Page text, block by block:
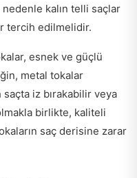
nedenle kalın telli saçlar
tercih edilmelidir.
esnek ve güçlü
metal tokalar
saçta iz bırakabilir veya
birlikte, kaliteli
saç derisine zarar